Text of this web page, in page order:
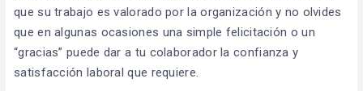
que su trabajo es valorado por la organización y no olvides
que en algunas ocasiones una simple felicitación o un
“gracias” puede dar a tu colaborador la confianza y
satisfacción laboral que requiere.